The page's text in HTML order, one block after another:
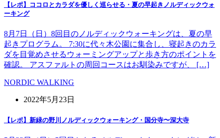
【レポ】ココロとカラダを優しく巡らせる・夏の早起きノルディックウォ
ーキング
8月7日（日）8回目のノルディックウォーキングは、夏の早
起きプログラム。 7:30に代々木公園に集合し、寝起きのカラ
ダを目覚めさせるウォーミングアップと歩き方のポイントを
確認。 アスファルトの周回コースはお馴染みですが、 […]
NORDIC WALKING
2022年5月23日
【レポ】新緑の野川ノルディックウォーキング・国分寺〜深大寺